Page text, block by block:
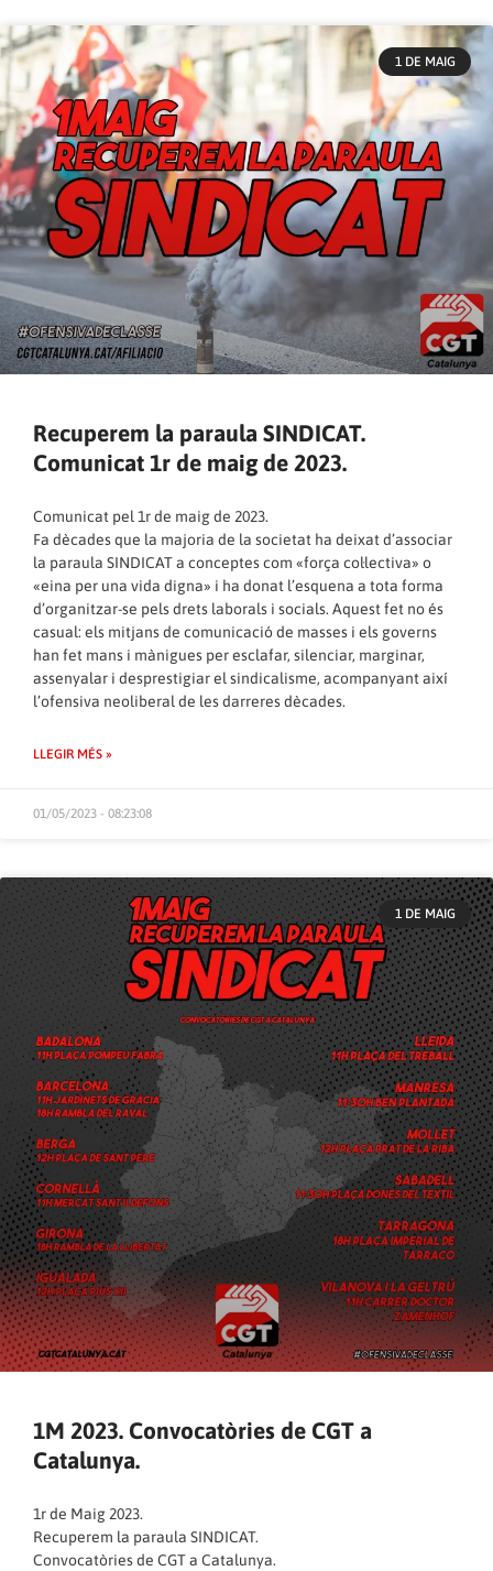
1 DE MAIG
Recuperem la paraula SINDICAT.
Comunicat 1r de maig de 2023.
Comunicat pel 1r de maig de 2023.
Fa dècades que la majoria de la societat ha deixat d’associar
la paraula SINDICAT a conceptes com «força col·lectiva» o
«eina per una vida digna» i ha donat l’esquena a tota forma
d’organitzar-se pels drets laborals i socials. Aquest fet no és
casual: els mitjans de comunicació de masses i els governs
han fet mans i mànigues per esclafar, silenciar, marginar,
assenyalar i desprestigiar el sindicalisme, acompanyant així
l’ofensiva neoliberal de les darreres dècades.
LLEGIR MÉS »
01/05/2023 - 08:23:08
1 DE MAIG
1M 2023. Convocatòries de CGT a
Catalunya.
1r de Maig 2023.
Recuperem la paraula SINDICAT.
Convocatòries de CGT a Catalunya.